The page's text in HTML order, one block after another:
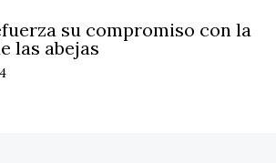
su compromiso con la
las abejas